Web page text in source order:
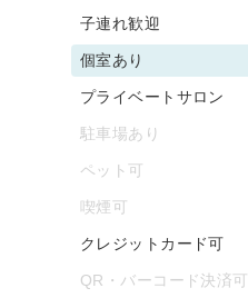
子連れ歓迎
個室あり
プライベートサロン
駐車場あり
ペット可
喫煙可
クレジットカード可
QR・バーコード決済可